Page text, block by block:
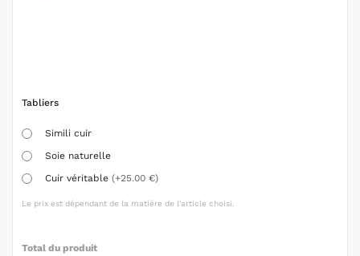
Tabliers
Simili cuir
Soie naturelle
Cuir véritable (+25.00 €)
Le prix est dépendant de la matière de l'article choisi.
Total du produit